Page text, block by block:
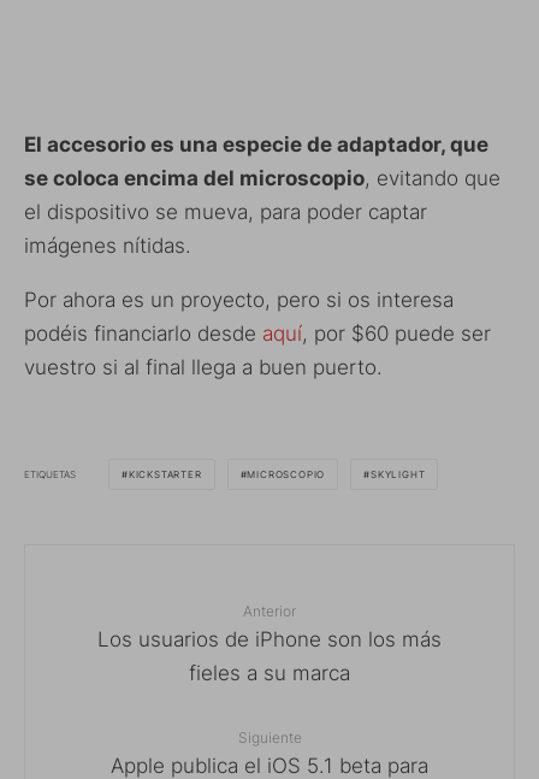
El accesorio es una especie de adaptador, que
se coloca encima del microscopio, evitando que
el dispositivo se mueva, para poder captar
imágenes nítidas.
Por ahora es un proyecto, pero si os interesa
podéis financiarlo desde aquí, por $60 puede ser
vuestro si al final llega a buen puerto.
ETIQUETAS KICKSTARTER MICROSCOPIO SKYLIGHT
Anterior
Los usuarios de iPhone son los más
fieles a su marca
Siguiente
Apple publica el iOS 5.1 beta para